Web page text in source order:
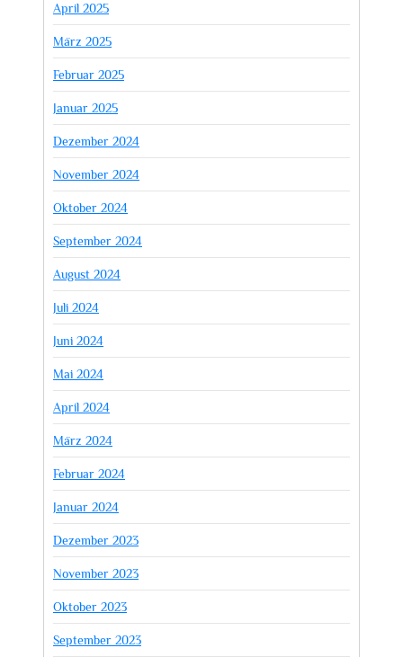
April 2025
März 2025
Februar 2025
Januar 2025
Dezember 2024
November 2024
Oktober 2024
September 2024
August 2024
Juli 2024
Juni 2024
Mai 2024
April 2024
März 2024
Februar 2024
Januar 2024
Dezember 2023
November 2023
Oktober 2023
September 2023